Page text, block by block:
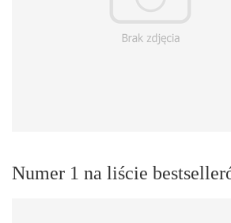
Numer 1 na liście